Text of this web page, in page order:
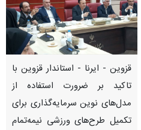
قزوین - ایرنا - استاندار قزوین با
تاکید بر ضرورت استفاده از
مدل‌های نوین سرمایه‌گذاری برای
تکمیل طرح‌های ورزشی نیمه‌تمام